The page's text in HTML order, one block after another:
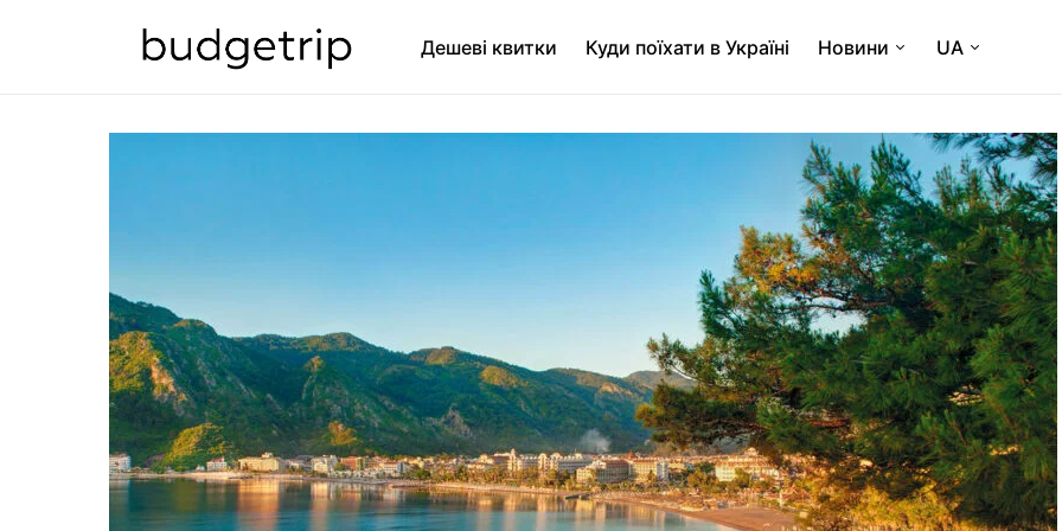
Дешеві квитки Куди поїхати в Україні Новини UA